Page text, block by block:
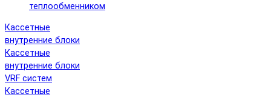
теплообменником
Кассетные
внутренние блоки
Кассетные
внутренние блоки
VRF систем
Кассетные